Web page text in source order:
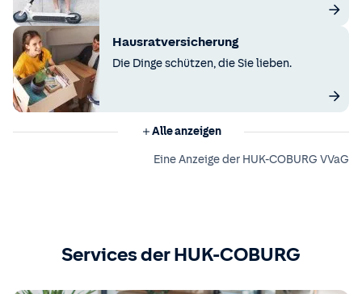
Hausratversicherung
Die Dinge schützen, die Sie lieben.
Alle anzeigen
Eine Anzeige der HUK-COBURG VVaG
Services der HUK-COBURG